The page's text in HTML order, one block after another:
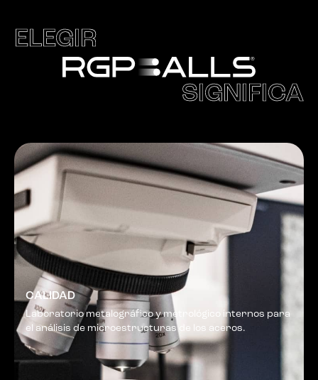
ELEGIR
SIGNIFICA
CALIDAD
Laboratorio metalográfico y metrológico internos para
el análisis de microestructuras de los aceros.